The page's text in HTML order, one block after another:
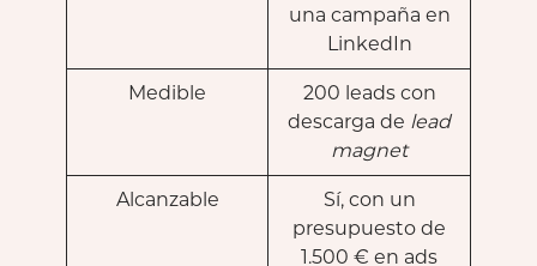
una campaña en
LinkedIn
Medible
200 leads con
descarga de lead
magnet
Alcanzable
Sí, con un
presupuesto de
1.500 € en ads